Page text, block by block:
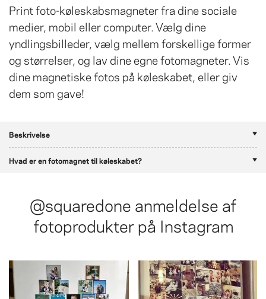
Print foto-køleskabsmagneter fra dine sociale
medier, mobil eller computer. Vælg dine
yndlingsbilleder, vælg mellem forskellige former
og størrelser, og lav dine egne fotomagneter. Vis
dine magnetiske fotos på køleskabet, eller giv
dem som gave!
Beskrivelse
Hvad er en fotomagnet til køleskabet?
@squaredone anmeldelse af
fotoprodukter på Instagram